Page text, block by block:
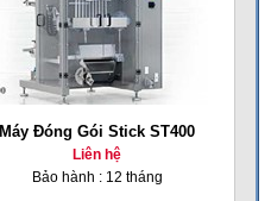
Máy Đóng Gói Stick ST400
Liên hệ
Bảo hành : 12 tháng